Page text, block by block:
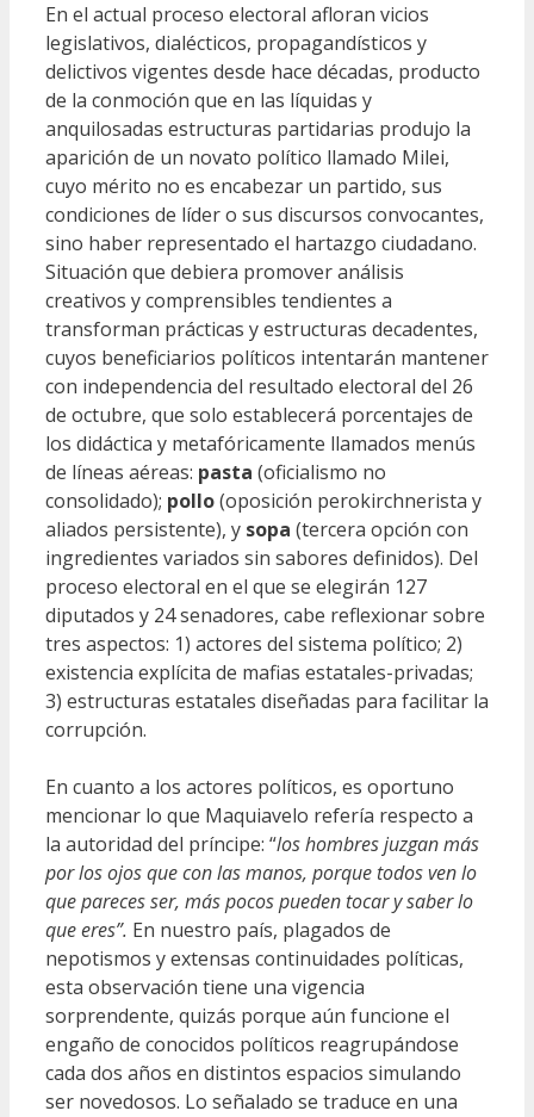
En el actual proceso electoral afloran vicios
legislativos, dialécticos, propagandísticos y
delictivos vigentes desde hace décadas, producto
de la conmoción que en las líquidas y
anquilosadas estructuras partidarias produjo la
aparición de un novato político llamado Milei,
cuyo mérito no es encabezar un partido, sus
condiciones de líder o sus discursos convocantes,
sino haber representado el hartazgo ciudadano.
Situación que debiera promover análisis
creativos y comprensibles tendientes a
transforman prácticas y estructuras decadentes,
cuyos beneficiarios políticos intentarán mantener
con independencia del resultado electoral del 26
de octubre, que solo establecerá porcentajes de
los didáctica y metafóricamente llamados menús
de líneas aéreas: pasta (oficialismo no
consolidado); pollo(oposición perokirchnerista y
aliados persistente), y sopa (tercera opción con
ingredientes variados sin sabores definidos). Del
proceso electoral en el que se elegirán 127
diputados y 24 senadores, cabe reflexionar sobre
tres aspectos: 1) actores del sistema político; 2)
existencia explícita de mafias estatales-privadas;
3) estructuras estatales diseñadas para facilitar la
corrupción.
En cuanto a los actores políticos, es oportuno
mencionar lo que Maquiavelo refería respecto a
la autoridad del príncipe: “los hombres juzgan más
por los ojos que con las manos, porque todos ven lo
que pareces ser, más pocos pueden tocar y saber lo
que eres”. En nuestro país, plagados de
nepotismos y extensas continuidades políticas,
esta observación tiene una vigencia
sorprendente, quizás porque aún funcione el
engaño de conocidos políticos reagrupándose
cada dos años en distintos espacios simulando
ser novedosos. Lo señalado se traduce en una